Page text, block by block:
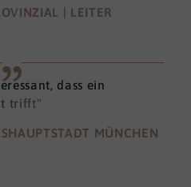
| LEITER
dass ein
trifft"
MÜNCHEN